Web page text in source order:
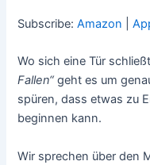
LINK
EMBED
Subscribe:Amazon |
Wo sich eine Tür
Fallen“geht es um
spüren, dass etwas zu
beginnen kann.
Wir sprechen über den